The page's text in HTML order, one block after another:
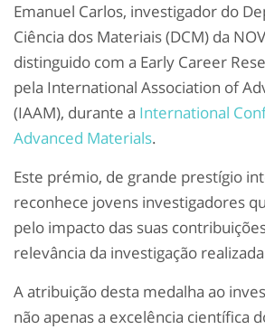
Emanuel Carlos, investigador do
Ciência dos Materiais (DCM) da
distinguido com a Early Career
pela International Association of
(IAAM), durante a International
Advanced Materials.
Este prémio, de grande prestígio
reconhece jovens investigadores
pelo impacto das suas
relevância da investigação
A atribuição desta medalha ao
não apenas a excelência científica